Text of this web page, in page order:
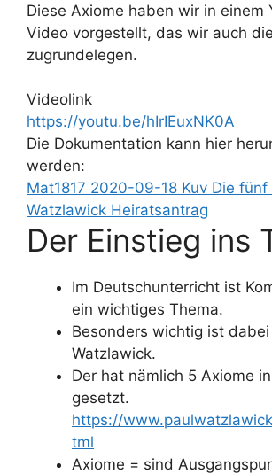
Diese Axiome haben wir in einem
Video vorgestellt, das wir auch
zugrundelegen.
Videolink
https://youtu.be/hIrIEuxNK0A
Die Dokumentation kann hier
werden:
Mat1817 2020-09-18 Kuv Die fünf
Watzlawick Heiratsantrag
Der Einstieg ins
Im Deutschunterricht ist
ein wichtiges Thema.
Besonders wichtig ist
Watzlawick.
Der hat nämlich 5 Axiome
gesetzt.
https://
tml
Axiome = sind